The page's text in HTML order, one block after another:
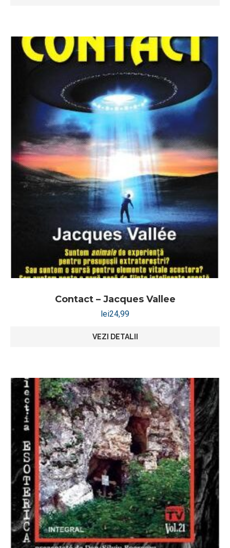
Contact – Jacques Vallee
lei24,99
VEZI DETALII